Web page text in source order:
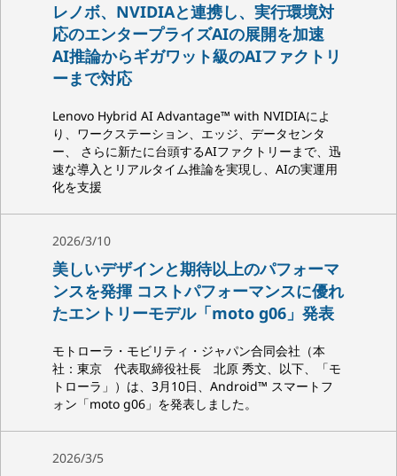
レノボ、NVIDIAと連携し、実行環境対
応のエンタープライズAIの展開を加速
AI推論からギガワット級のAIファクトリ
ーまで対応
Lenovo Hybrid AI Advantage™ with NVIDIAによ
り、ワークステーション、エッジ、データセンタ
ー、 さらに新たに台頭するAIファクトリーまで、迅
速な導入とリアルタイム推論を実現し、AIの実運用
化を支援
2026/3/10
美しいデザインと期待以上のパフォーマ
ンスを発揮 コストパフォーマンスに優れ
たエントリーモデル「moto g06」発表
モトローラ・モビリティ・ジャパン合同会社（本
社：東京 代表取締役社長 北原 秀文、以下、「モ
トローラ」）は、3月10日、Android™ スマートフ
ォン「moto g06」を発表しました。
2026/3/5